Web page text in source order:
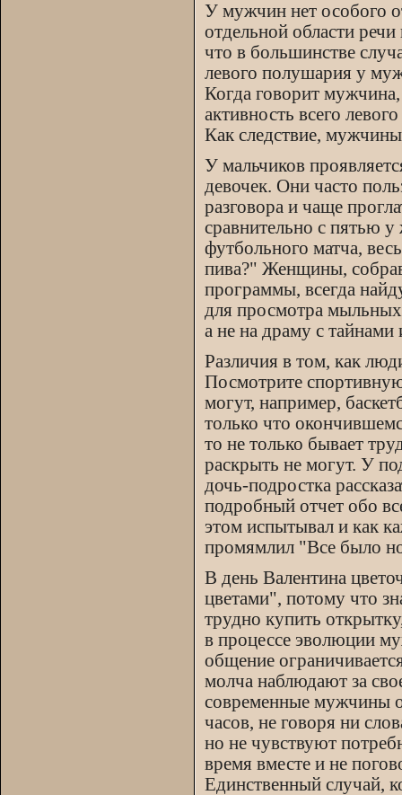
У мужчин нет особого
отдельной области
что в большинстве
левого полушария у
Когда говорит мужчина,
активность всего
Как следствие,
У мальчиков
девочек. Они часто
разговора и чаще
сравнительно с пятью
футбольного матча,
пива?" Женщины,
программы, всегда
для просмотра
а не на драму с тайнами
Различия в том, как
Посмотрите
могут, например,
только что
то не только бывает
раскрыть не могут. У
дочь-подростка
подробный отчет обо
этом испытывал и как
промямлил "Все было
В день Валентина
цветами", потому что
трудно купить
в процессе эволюции
общение
молча наблюдают за
современные мужчины
часов, не говоря ни
но не чувствуют
время вместе и не
Единственный случай,